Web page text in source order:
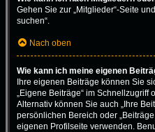
Gehen Sie zur „Mitglieder“-Seite
suchen“.
Nach oben
Wie kann ich meine eigenen
Ihre eigenen Beiträge können Sie
„Eigene Beiträge“ im
Alternativ können Sie auch „Ihre
persönlichen Bereich oder
eigenen Profilseite verwenden.